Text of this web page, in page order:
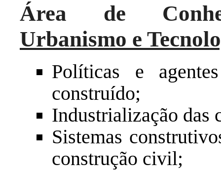
Área de
Urbanismo e
Políticas e
construído;
Industrialização das
Sistemas
construção civil;